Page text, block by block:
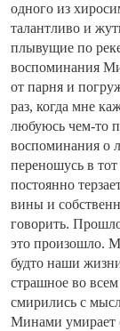
одного из
талантливо и
плывущие по
воспоминания
от парня и
раз, когда мне
любуюсь чем-то
воспоминания о
переношусь в тот
постоянно
вины и
говорить.
это произошло.
будто наши
страшное во
смирились с
Минами умирает